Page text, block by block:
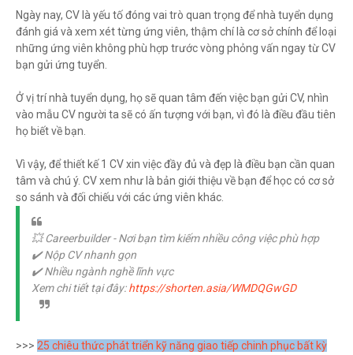
Ngày nay, CV là yếu tố đóng vai trò quan trọng để nhà tuyển dụng
đánh giá và xem xét từng ứng viên, thậm chí là cơ sở chính để loại
những ứng viên không phù hợp trước vòng phỏng vấn ngay từ CV
bạn gửi ứng tuyển.
Ở vị trí nhà tuyển dụng, họ sẽ quan tâm đến việc bạn gửi CV, nhìn
vào mẫu CV người ta sẽ có ấn tượng với bạn, vì đó là điều đầu tiên
họ biết về bạn.
Vì vậy, để thiết kế 1 CV xin việc đầy đủ và đẹp là điều bạn cần quan
tâm và chú ý. CV xem như là bản giới thiệu về bạn để học có cơ sở
so sánh và đối chiếu với các ứng viên khác.
💥 Careerbuilder - Nơi bạn tìm kiếm nhiều công việc phù hợp
✔️ Nộp CV nhanh gọn
✔️ Nhiều ngành nghề lĩnh vực
Xem chi tiết tại đây:https://shorten.asia/WMDQGwGD
>>> 25 chiêu thức phát triển kỹ năng giao tiếp chinh phục bất kỳ